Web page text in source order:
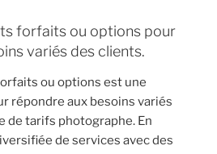
forfaits ou options pour
variés des clients.
ou options est une
répondre aux besoins variés
de tarifs photographe. En
de services avec des